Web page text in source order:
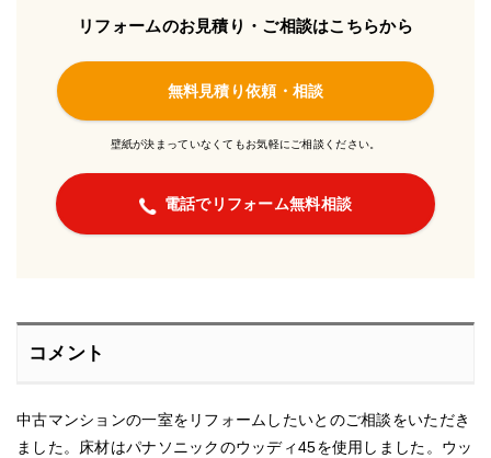
リフォームのお見積り・ご相談はこちらから
無料見積り依頼・相談
壁紙が決まっていなくてもお気軽にご相談ください。
電話でリフォーム無料相談
コメント
中古マンションの一室をリフォームしたいとのご相談をいただき
ました。床材はパナソニックのウッディ45を使用しました。ウッ